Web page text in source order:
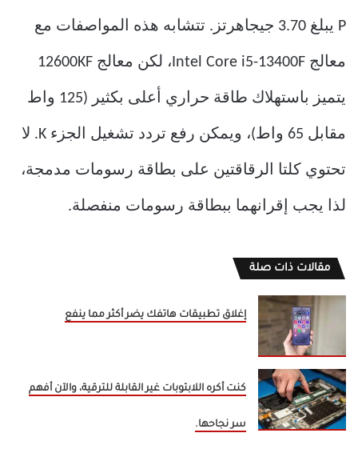
P يبلغ 3.70 جيجاهرتز. تتشابه هذه المواصفات مع
معالج Intel Core i5-13400F، لكن معالج 12600KF
يتميز باستهلاك طاقة حراري أعلى بكثير (125 واط
مقابل 65 واط)، ويمكن رفع تردد تشغيل الجزء K. لا
تحتوي كلتا الرقاقتين على بطاقة رسومات مدمجة،
لذا يجب إقرانهما ببطاقة رسومات منفصلة.
مقالات ذات صلة
إغلاق تطبيقات هاتفك يضر أكثر مما ينفع
كنت أكره اللابتوبات غير القابلة للترقية، والآن أفهم
سر نجاحها.